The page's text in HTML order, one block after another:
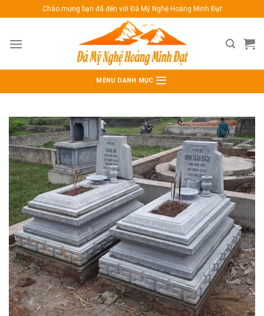
qua
dung
Chào mừng bạn đã đến với Đá Mỹ Nghệ Hoàng Minh Đạt
MENU DANH MỤC